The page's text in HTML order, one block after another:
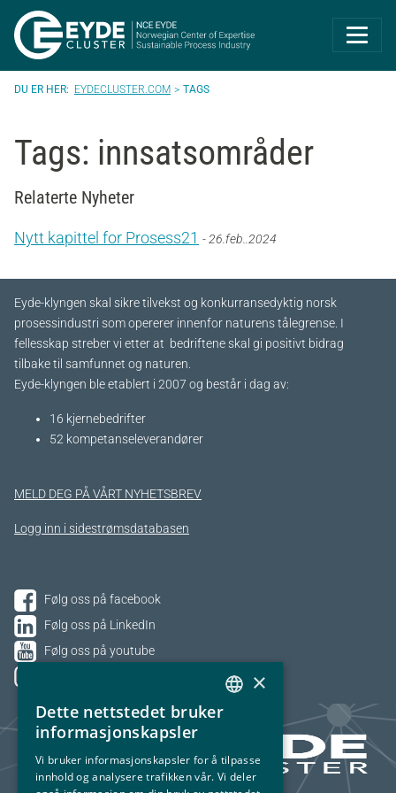
Eyde-Cluster |
EYDECLUSTER.COM TAGS
Tags: innsatsområder
Relaterte Nyheter
Nytt kapittel for Prosess21 - 26.feb..2024
Eyde-klyngen skal sikre tilvekst og konkurransedyktig norsk
prosessindustri som opererer innenfor naturens tålegrense. I
fellesskap streber vi etter at bedriftene skal gi positivt bidrag
tilbake til samfunnet og naturen.
Eyde-klyngen ble etablert i 2007 og består i dag av:
16 kjernebedrifter​
52 kompetanseleverandører
MELD DEG PÅ VÅRT NYHETSBREV
Logg inn i sidestrømsdatabasen
Følg oss på facebook
Følg oss på LinkedIn
Følg oss på youtube
NORWEGIAN
×
Dette nettstedet bruker
informasjonskapsler
Vi bruker informasjonskapsler for å tilpasse
innhold og analysere trafikken vår. Vi deler